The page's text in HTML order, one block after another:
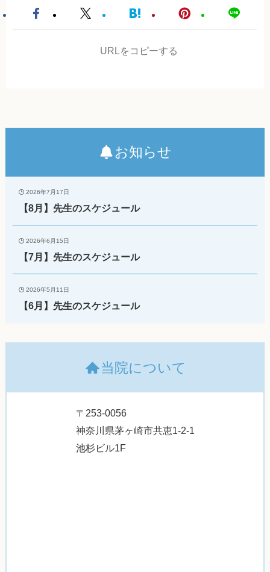
URLをコピーする
お知らせ
2026年7月17日
【8月】先生のスケジュール
2026年6月15日
【7月】先生のスケジュール
2026年5月11日
【6月】先生のスケジュール
当院について
〒253-0056
神奈川県茅ヶ崎市共恵1-2-1
池杉ビル1F